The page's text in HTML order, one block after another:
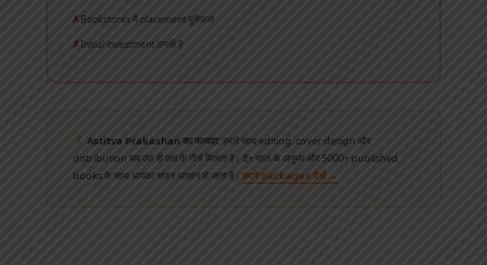
Bookstores में placement मुश्किल
Initial investment लगती है
Astitva Prakashan का फायदा: हमारे साथ editing, cover design और
distribution सब एक ही छत के नीचे मिलता है। 8+ साल के अनुभव और 5000+ published
books के साथ आपका सफर आसान हो जाता है।हमारे packages देखें →